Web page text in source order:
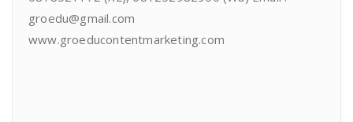
groedu@gmail.com
www.groeducontentmarketing.com